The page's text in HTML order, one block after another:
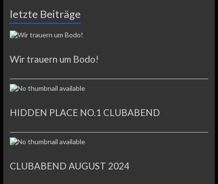
letzte Beiträge
Wir trauern um Bodo!
HIDDEN PLACE NO.1 CLUBABEND
CLUBABEND AUGUST 2024